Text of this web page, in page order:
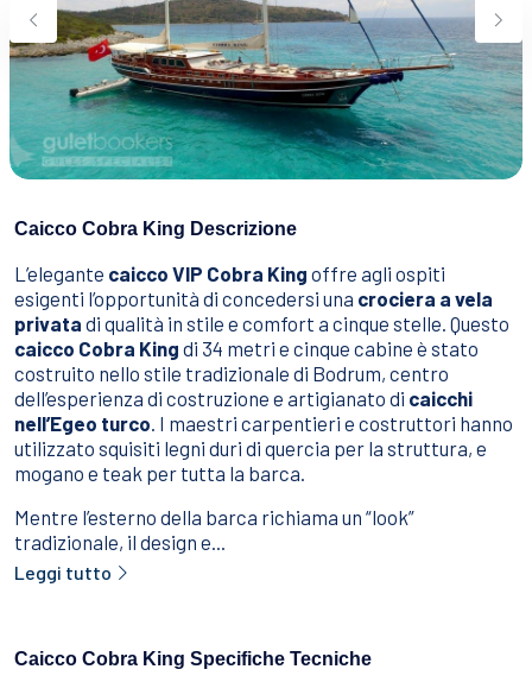
Cibo E Bevande
Come Prenotare
Termini e Condizioni
Contattaci
Caicco Cobra King Descrizione
L’elegante caicco VIP Cobra King offre agli ospiti
esigenti l’opportunità di concedersi una crociera a vela
privata di qualità in stile e comfort a cinque stelle. Questo
caicco Cobra King di 34 metri e cinque cabine è stato
costruito nello stile tradizionale di Bodrum, centro
dell’esperienza di costruzione e artigianato di caicchi
nell’Egeo turco. I maestri carpentieri e costruttori hanno
utilizzato squisiti legni duri di quercia per la struttura, e
mogano e teak per tutta la barca.
Mentre l’esterno della barca richiama un “look”
tradizionale, il design e...
Leggi tutto
Caicco Cobra King Specifiche Tecniche